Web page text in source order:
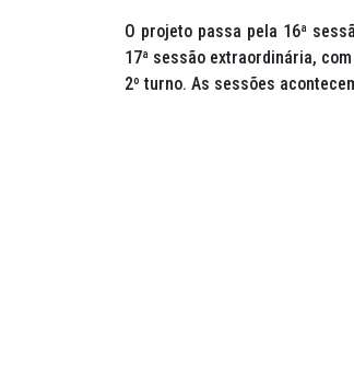
O projeto passa pela 16ª
17ª sessão extraordinária,
2º turno. As sessões